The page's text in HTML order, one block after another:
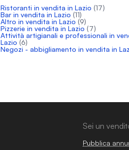
Ristoranti in vendita in Lazio (17)
Bar in vendita in Lazio (11)
Altro in vendita in Lazio (9)
Pizzerie in vendita in Lazio (7)
Attività artigianali e professionali in
Lazio (6)
Negozi - abbigliamento in vendita in
Sei un
Pubblica